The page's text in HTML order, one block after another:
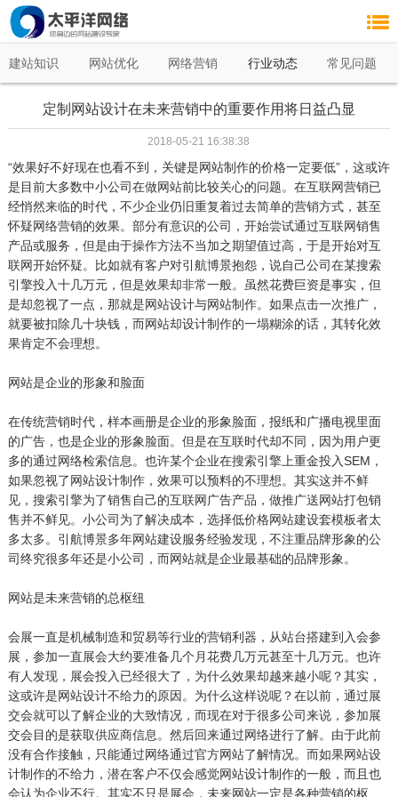
建站知识 网站优化 网络营销 行业动态 常见问题
定制网站设计在未来营销中的重要作用将日益凸显
2018-05-21 16:38:38
“效果好不好现在也看不到，关键是网站制作的价格一定要低”，这或许
是目前大多数中小公司在做网站前比较关心的问题。在互联网营销已
经悄然来临的时代，不少企业仍旧重复着过去简单的营销方式，甚至
怀疑网络营销的效果。部分有意识的公司，开始尝试通过互联网销售
产品或服务，但是由于操作方法不当加之期望值过高，于是开始对互
联网开始怀疑。比如就有客户对引航博景抱怨，说自己公司在某搜索
引擎投入十几万元，但是效果却非常一般。虽然花费巨资是事实，但
是却忽视了一点，那就是网站设计与网站制作。如果点击一次推广，
就要被扣除几十块钱，而网站却设计制作的一塌糊涂的话，其转化效
果肯定不会理想。
网站是企业的形象和脸面
在传统营销时代，样本画册是企业的形象脸面，报纸和广播电视里面
的广告，也是企业的形象脸面。但是在互联时代却不同，因为用户更
多的通过网络检索信息。也许某个企业在搜索引擎上重金投入SEM，
如果忽视了网站设计制作，效果可以预料的不理想。其实这并不鲜
见，搜索引擎为了销售自己的互联网广告产品，做推广送网站打包销
售并不鲜见。小公司为了解决成本，选择低价格网站建设套模板者太
多太多。引航博景多年网站建设服务经验发现，不注重品牌形象的公
司终究很多年还是小公司，而网站就是企业最基础的品牌形象。
网站是未来营销的总枢纽
会展一直是机械制造和贸易等行业的营销利器，从站台搭建到入会参
展，参加一直展会大约要准备几个月花费几万元甚至十几万元。也许
有人发现，展会投入已经很大了，为什么效果却越来越小呢？其实，
这或许是网站设计不给力的原因。为什么这样说呢？在以前，通过展
交会就可以了解企业的大致情况，而现在对于很多公司来说，参加展
交会目的是获取供应商信息。然后回来通过网络进行了解。由于此前
没有合作接触，只能通过网络通过官方网站了解情况。而如果网站设
计制作的不给力，潜在客户不仅会感觉网站设计制作的一般，而且也
会认为企业不行。其实不只是展会，未来网站一定是各种营销的枢